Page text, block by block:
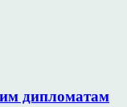
дипломатам